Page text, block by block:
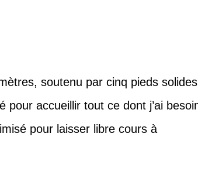
soutenu par cinq pieds
pour accueillir tout ce dont j’ai
pour laisser libre cours à